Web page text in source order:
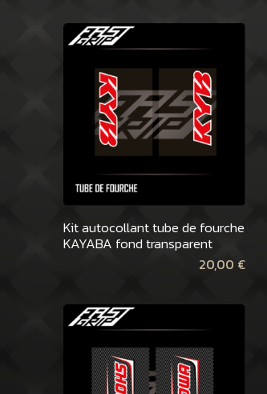
Kit autocollant tube de fourche
KAYABA fond transparent
20,00 €